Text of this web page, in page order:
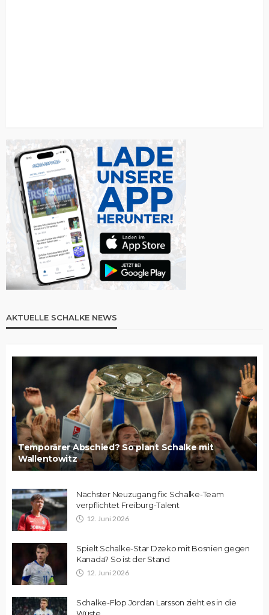
AKTUELLE SCHALKE NEWS
Temporärer Abschied? So plant Schalke mit
Wallentowitz
Nächster Neuzugang fix: Schalke-Team
verpflichtet Freiburg-Talent
12. Juni 2026
Spielt Schalke-Star Dzeko mit Bosnien gegen
Kanada? So ist der Stand
12. Juni 2026
Schalke-Flop Jordan Larsson zieht es in die